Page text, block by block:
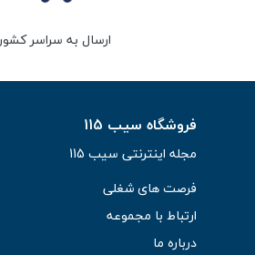
ارسال به سراسر
فروشگاه سیب 115
مجله اینترنتی سیب 115
فرصت های شغلی
ارتباط با مجموعه
درباره ما